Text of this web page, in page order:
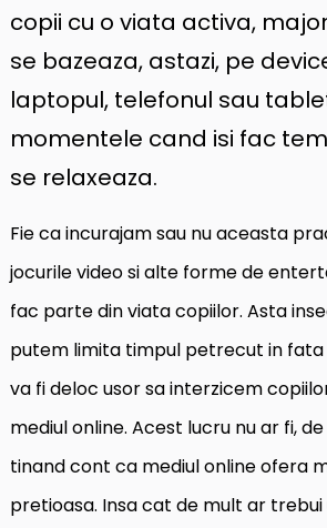
copii cu o viata activa,
se bazeaza, astazi, pe
laptopul, telefonul sau
momentele cand isi fac
se relaxeaza.
Fie ca incurajam sau nu aceasta
jocurile video si alte forme de
fac parte din viata copiilor. Asta
putem limita timpul petrecut in fata
va fi deloc usor sa interzicem
mediul online. Acest lucru nu ar fi,
tinand cont ca mediul online ofera
pretioasa. Insa cat de mult ar